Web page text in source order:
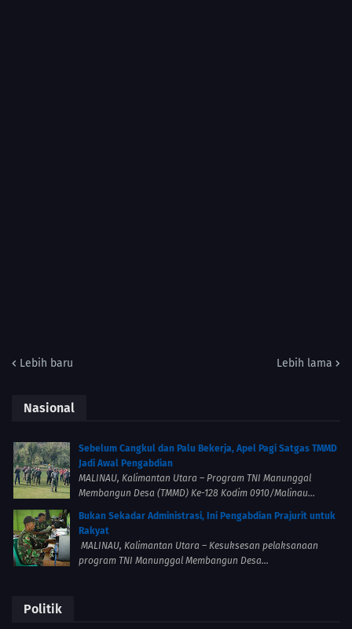
Lebih baru Lebih lama
Nasional
Sebelum Cangkul dan Palu Bekerja, Apel Pagi Satgas TMMD
Jadi Awal Pengabdian
MALINAU, Kalimantan Utara – Program TNI Manunggal
Membangun Desa (TMMD) Ke-128 Kodim 0910/Malinau...
Bukan Sekadar Administrasi, Ini Pengabdian Prajurit untuk
Rakyat
MALINAU, Kalimantan Utara – Kesuksesan pelaksanaan
program TNI Manunggal Membangun Desa...
Politik